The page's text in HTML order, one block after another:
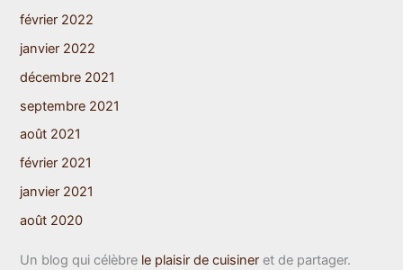
février 2022
janvier 2022
décembre 2021
septembre 2021
août 2021
février 2021
janvier 2021
août 2020
Un blog qui célèbre le plaisir de cuisiner et de partager.